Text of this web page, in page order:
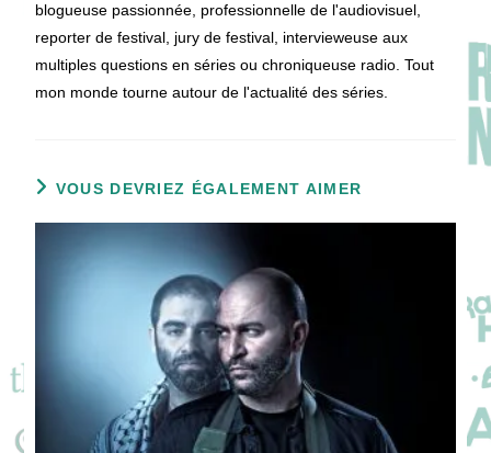
blogueuse passionnée, professionnelle de l'audiovisuel,
reporter de festival, jury de festival, intervieweuse aux
multiples questions en séries ou chroniqueuse radio. Tout
mon monde tourne autour de l'actualité des séries.
VOUS DEVRIEZ ÉGALEMENT AIMER